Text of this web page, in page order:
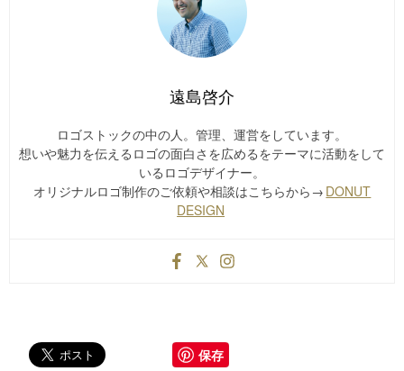
遠島啓介
ロゴストックの中の人。管理、運営をしています。
想いや魅力を伝えるロゴの面白さを広めるをテーマに活動をして
いるロゴデザイナー。
オリジナルロゴ制作のご依頼や相談はこちらから→ DONUT
DESIGN
保存